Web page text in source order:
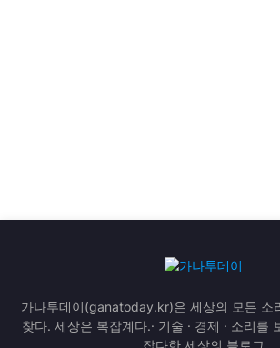
가나투데이(ganatoday.kr)은 세상의 모든 소
찾다. 세상은 복잡계다.· 기술 · 경제 · 소리를